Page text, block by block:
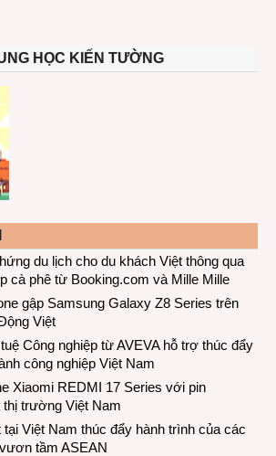
HỌC KIẾN TƯỜNG
du lịch cho du khách Việt thông qua
cà phê từ Booking.com và Mille Mille
gập Samsung Galaxy Z8 Series trên
Việt
Công nghiệp từ AVEVA hỗ trợ thúc đẩy
công nghiệp Việt Nam
Xiaomi REDMI 17 Series với pin
trường Việt Nam
Việt Nam thúc đẩy hành trình của các
tầm ASEAN